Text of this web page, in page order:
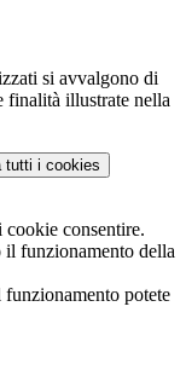
si avvalgono di
finalità illustrate nella
tutti i cookies
cookie consentire.
il funzionamento della
funzionamento potete